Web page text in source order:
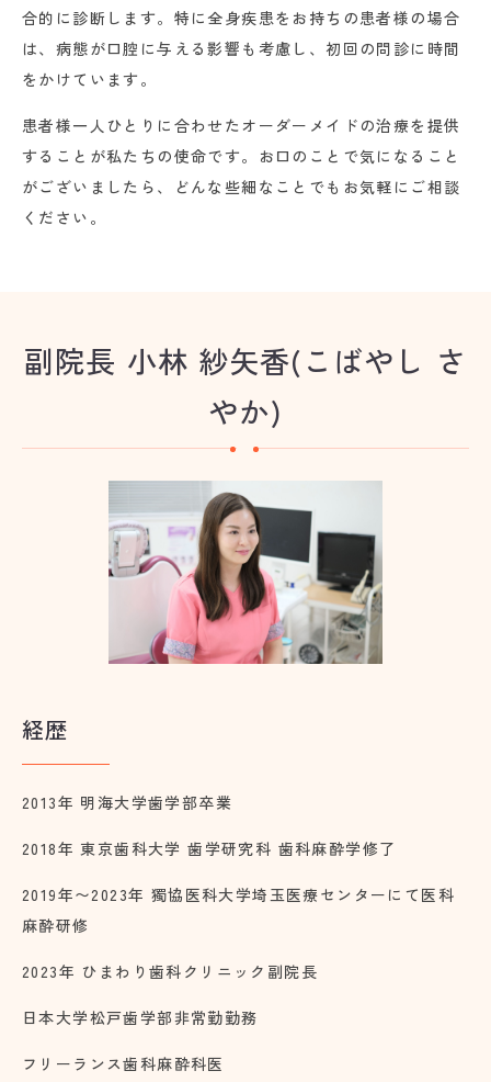
合的に診断します。特に全身疾患をお持ちの患者様の場合
は、病態が口腔に与える影響も考慮し、初回の問診に時間
をかけています。
患者様一人ひとりに合わせたオーダーメイドの治療を提供
することが私たちの使命です。お口のことで気になること
がございましたら、どんな些細なことでもお気軽にご相談
ください。
副院長 小林 紗矢香(こばやし さ
やか)
経歴
2013年 明海大学歯学部卒業
2018年 東京歯科大学 歯学研究科 歯科麻酔学修了
2019年〜2023年 獨協医科大学埼玉医療センターにて医科
麻酔研修
2023年 ひまわり歯科クリニック副院長
日本大学松戸歯学部非常勤勤務
フリーランス歯科麻酔科医